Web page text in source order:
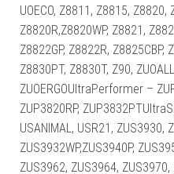
UOECO, Z8811, Z8815, Z8820,
Z8820R,Z8820WP, Z8821,
Z8822GP, Z8822R, Z8825CBP,
Z8830PT, Z8830T, Z90,
ZUOERGOUltraPerformer –
ZUP3820RP,
USANIMAL, USR21, ZUS3930,
ZUS3932WP,ZUS3940P,
ZUS3962, ZUS3964, ZUS3970,